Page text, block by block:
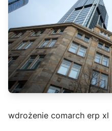
wdrożenie comarch erp xl